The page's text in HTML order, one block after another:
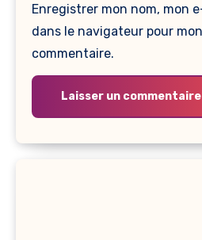
Enregistrer mon nom, mon
dans le navigateur pour
commentaire.